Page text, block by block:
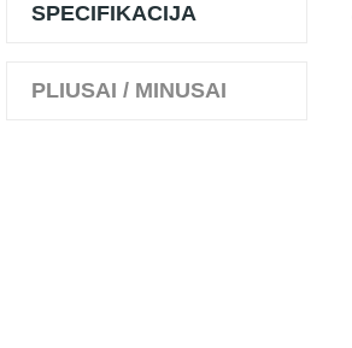
SPECIFIKACIJA
PLIUSAI / MINUSAI